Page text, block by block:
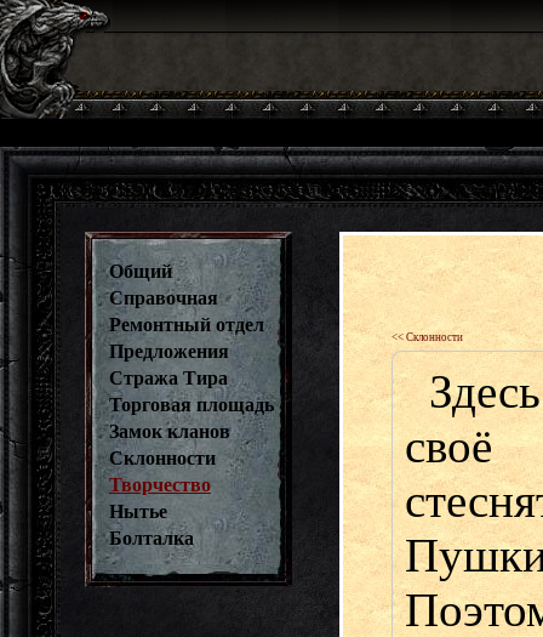
Общий
Справочная
Ремонтный отдел
Предложения
Стража Тира
Торговая площадь
Замок кланов
Склонности
Творчество
Нытье
Болталка
<< Склонности